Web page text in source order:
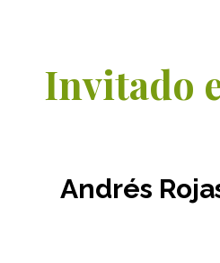
Invitado
Andrés